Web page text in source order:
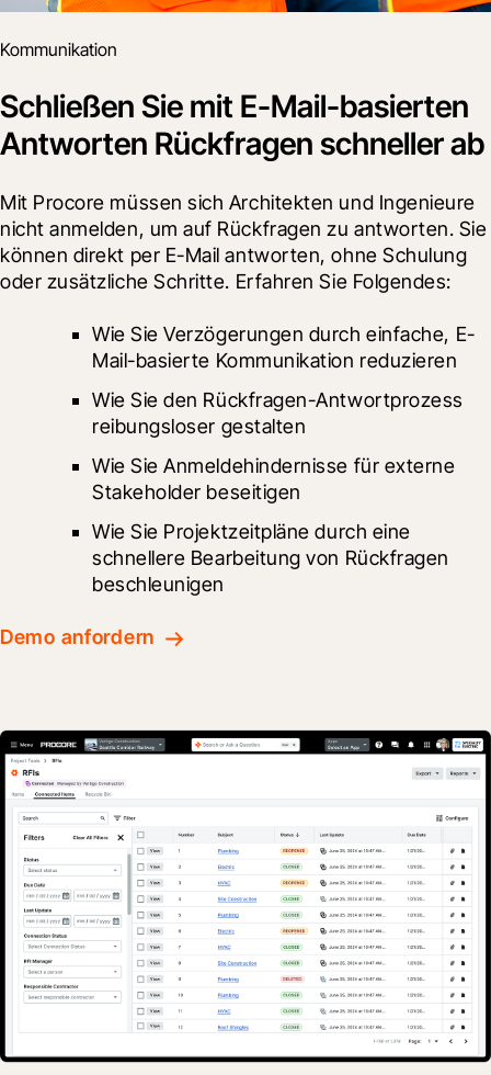
Kommunikation
Schließen Sie mit E-Mail-basierten
Antworten Rückfragen schneller ab
Mit Procore müssen sich Architekten und Ingenieure
nicht anmelden, um auf Rückfragen zu antworten. Sie
können direkt per E-Mail antworten, ohne Schulung
oder zusätzliche Schritte. Erfahren Sie Folgendes:
Wie Sie Verzögerungen durch einfache, E-
Mail-basierte Kommunikation reduzieren
Wie Sie den Rückfragen-Antwortprozess
reibungsloser gestalten
Wie Sie Anmeldehindernisse für externe
Stakeholder beseitigen
Wie Sie Projektzeitpläne durch eine
schnellere Bearbeitung von Rückfragen
beschleunigen
Demo anfordern